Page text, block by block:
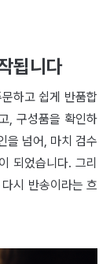
됩니다​
하고 쉽게 반품합
, 구성품을 확인하
을 넘어, 마치 검수
되었습니다. 그리
시 반송이라는 흐